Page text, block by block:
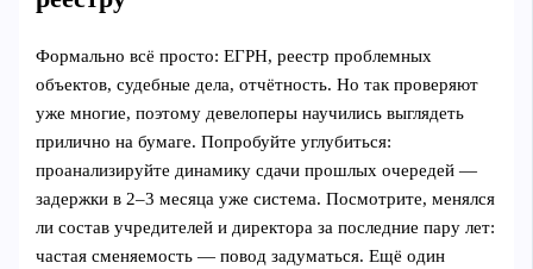
Формально всё просто: ЕГРН, реестр проблемных
объектов, судебные дела, отчётность. Но так проверяют
уже многие, поэтому девелоперы научились выглядеть
прилично на бумаге. Попробуйте углубиться:
проанализируйте динамику сдачи прошлых очередей —
задержки в 2–3 месяца уже система. Посмотрите, менялся
ли состав учредителей и директора за последние пару лет:
частая сменяемость — повод задуматься. Ещё один